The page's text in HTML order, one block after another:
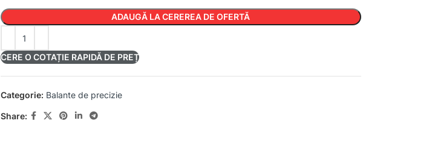
ADAUGĂ LA CEREREA DE OFERTĂ
CERE O COTAȚIE RAPIDĂ DE PREȚ
Categorie: Balante de precizie
Share: